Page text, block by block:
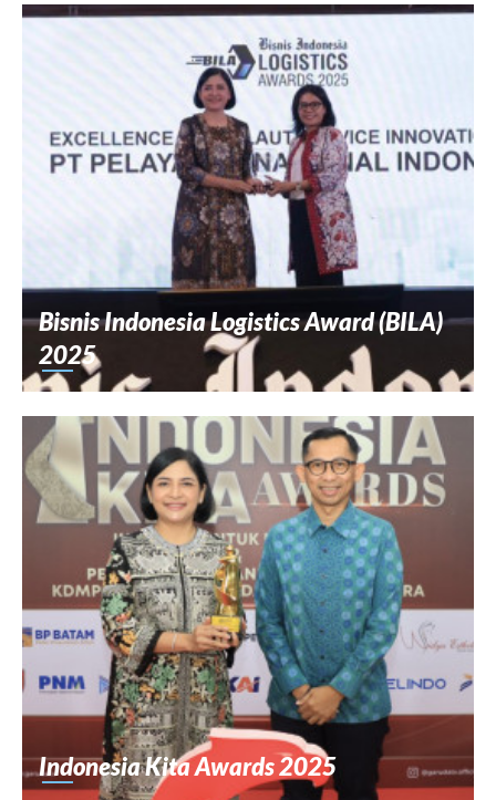
Bisnis Indonesia Logistics Award (BILA)
2025
Indonesia Kita Awards 2025